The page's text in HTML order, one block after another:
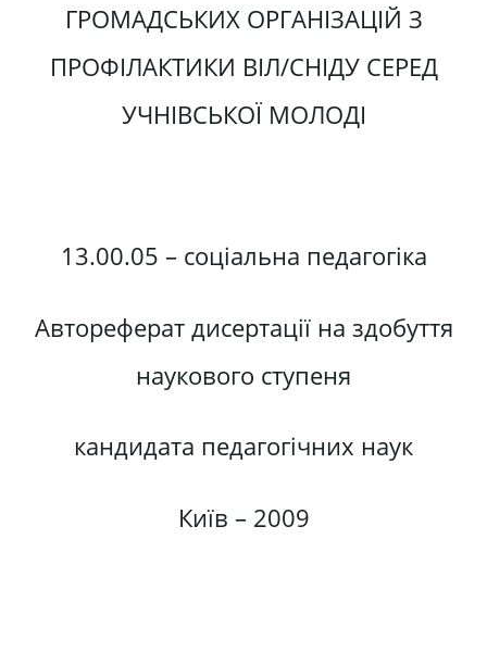
ГРОМАДСЬКИХ ОРГАНІЗАЦІЙ З
ПРОФІЛАКТИКИ ВІЛ/СНІДУ СЕРЕД
УЧНІВСЬКОЇ МОЛОДІ
13.00.05 – соціальна педагогіка
Автореферат дисертації на здобуття
наукового ступеня
кандидата педагогічних наук
Київ – 2009